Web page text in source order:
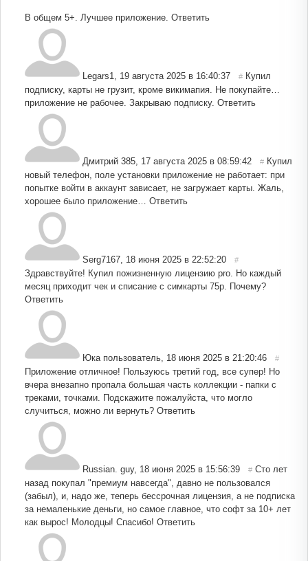
В общем 5+. Лучшее приложение. Ответить
Legars1 19 августа 2025 в 16:40:37 # Купил
подписку, карты не грузит, кроме викимапия. Не покупайте…
приложение не рабочее. Закрываю подписку. Ответить
Дмитрий 385 17 августа 2025 в 08:59:42 # Купил
новый телефон, поле установки приложение не работает: при
попытке войти в аккаунт зависает, не загружает карты. Жаль,
хорошее было приложение…
Ответить
Serg7167 18 июня 2025 в 22:52:20 #
Здравствуйте! Купил пожизненную лицензию pro. Но каждый
месяц приходит чек и списание с симкарты 75р. Почему?
Ответить
Юка пользователь 18 июня 2025 в 21:20:46 #
Приложение отличное! Пользуюсь третий год, все супер! Но
вчера внезапно пропала большая часть коллекции - папки с
треками, точками. Подскажите пожалуйста, что могло
случиться, можно ли вернуть? Ответить
Russian. guy, 18 июня 2025 в 15:56:39 # Сто лет
назад покупал "премиум навсегда", давно не пользовался
(забыл), и, надо же, теперь бессрочная лицензия, а не подписка
за немаленькие деньги, но самое главное, что софт за 10+ лет
как вырос! Молодцы! Спасибо! Ответить